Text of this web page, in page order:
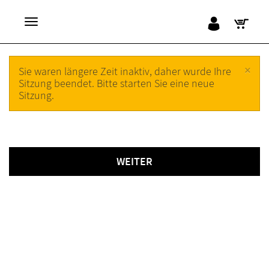
×
Sie waren längere Zeit inaktiv, daher wurde Ihre
Sitzung beendet. Bitte starten Sie eine neue
Sitzung.
WEITER